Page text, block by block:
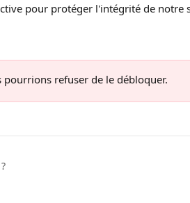
pour protéger l'intégrité de notre
refuser de le débloquer.